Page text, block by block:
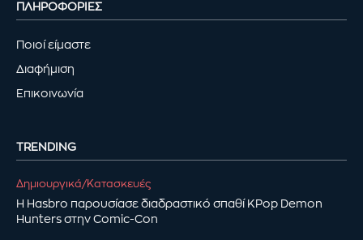
ΠΛΗΡΟΦΟΡΙΕΣ
Ποιοί είμαστε
Διαφήμιση
Επικοινωνία
TRENDING
Δημιουργικά/Κατασκευές
Η Hasbro παρουσίασε διαδραστικό σπαθί KPop Demon
Hunters στην Comic-Con